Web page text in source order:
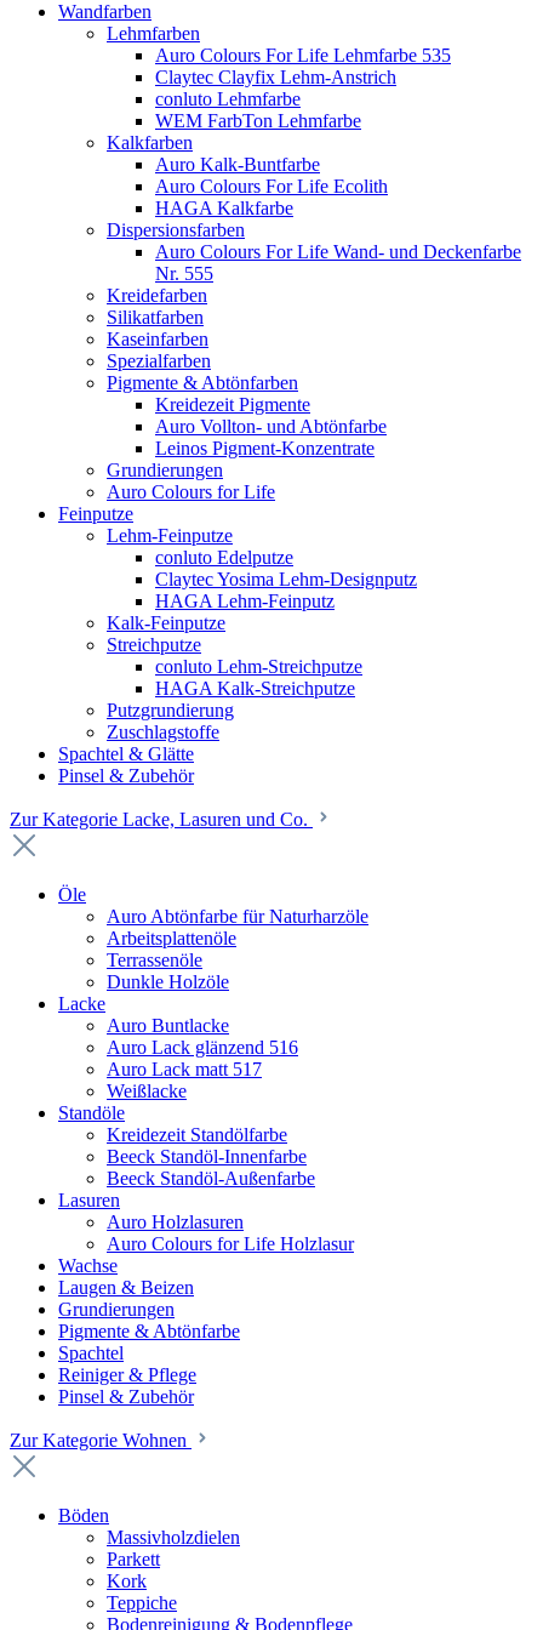
Wandfarben
Lehmfarben
Auro Colours For Life Lehmfarbe 535
Claytec Clayfix Lehm-Anstrich
conluto Lehmfarbe
WEM FarbTon Lehmfarbe
Kalkfarben
Auro Kalk-Buntfarbe
Auro Colours For Life Ecolith
HAGA Kalkfarbe
Dispersionsfarben
Auro Colours For Life Wand- und Deckenfarbe
Nr. 555
Kreidefarben
Silikatfarben
Kaseinfarben
Spezialfarben
Pigmente & Abtönfarben
Kreidezeit Pigmente
Auro Vollton- und Abtönfarbe
Leinos Pigment-Konzentrate
Grundierungen
Auro Colours for Life
Feinputze
Lehm-Feinputze
conluto Edelputze
Claytec Yosima Lehm-Designputz
HAGA Lehm-Feinputz
Kalk-Feinputze
Streichputze
conluto Lehm-Streichputze
HAGA Kalk-Streichputze
Putzgrundierung
Zuschlagstoffe
Spachtel & Glätte
Pinsel & Zubehör
Zur Kategorie Lacke, Lasuren und Co.
Öle
Auro Abtönfarbe für Naturharzöle
Arbeitsplattenöle
Terrassenöle
Dunkle Holzöle
Lacke
Auro Buntlacke
Auro Lack glänzend 516
Auro Lack matt 517
Weißlacke
Standöle
Kreidezeit Standölfarbe
Beeck Standöl-Innenfarbe
Beeck Standöl-Außenfarbe
Lasuren
Auro Holzlasuren
Auro Colours for Life Holzlasur
Wachse
Laugen & Beizen
Grundierungen
Pigmente & Abtönfarbe
Spachtel
Reiniger & Pflege
Pinsel & Zubehör
Zur Kategorie Wohnen
Böden
Massivholzdielen
Parkett
Kork
Teppiche
Bodenreinigung & Bodenpflege